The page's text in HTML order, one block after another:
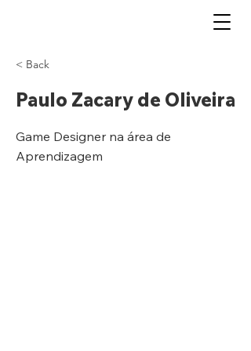
< Back
Paulo Zacary de Oliveira
Game Designer na área de
Aprendizagem